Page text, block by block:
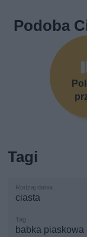
Podoba
Tagi
ciasta
babka piaskowa